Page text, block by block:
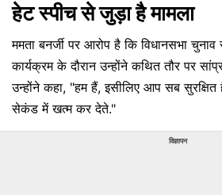
हेट स्पीच से जुड़ा है मामला
ममता बनर्जी पर आरोप है कि विधानसभा
कार्यक्रम के दौरान उन्होंने कथित तौर पर
उन्होंने कहा, "हम हैं, इसीलिए आप सब
सेकंड में खत्म कर देते."
विज्ञापन